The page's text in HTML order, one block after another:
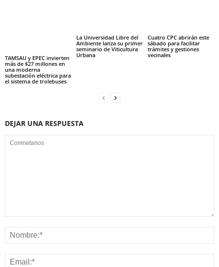
TAMSAU y EPEC invierten
más de $27 millones en
una moderna
subestación eléctrica para
el sistema de trolebuses
La Universidad Libre del
Ambiente lanza su primer
seminario de Viticultura
Urbana
Cuatro CPC abrirán este
sábado para facilitar
trámites y gestiones
vecinales
DEJAR UNA RESPUESTA